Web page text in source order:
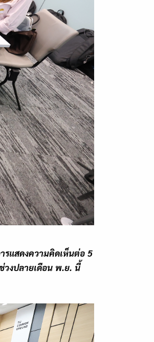
แสดงความคิดเห็นต่อ 5
วงปลายเดือน พ.ย. นี้